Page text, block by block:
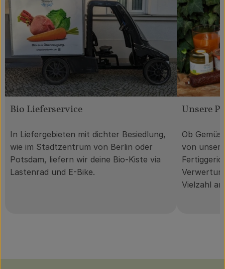
Bio Lieferservice
In Liefergebieten mit dichter Besiedlung,
wie im Stadtzentrum von Berlin oder
Potsdam, liefern wir deine Bio-Kiste via
Lastenrad und E-Bike.
Unsere
Ob
von
Vielzahl